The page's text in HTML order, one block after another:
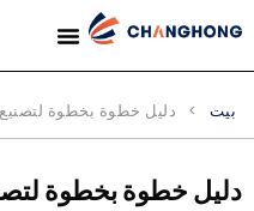
بيت > دليل خطوة بخطوة لتصنيع
خطوة بخطوة